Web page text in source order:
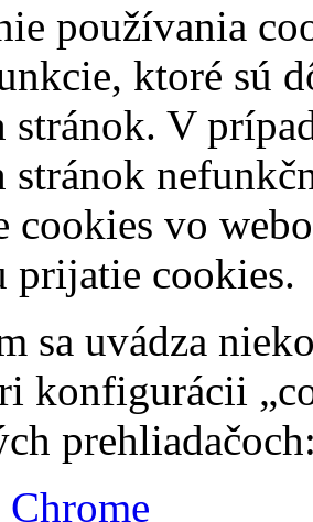
používania
ktoré sú
stránok. V
stránok
cookies vo
prijatie cookies.
sa uvádza
konfigurácii